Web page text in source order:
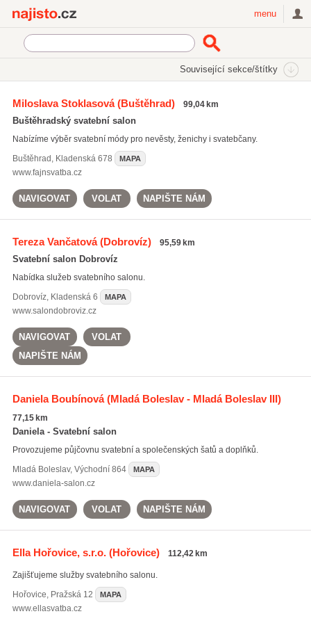
menu
Související sekce/štítky
svatební květiny (530)
svatební fotografie (938)
Miloslava Stoklasová(Buštěhrad) 99,04 km
Buštěhradský svatební salon
Nabízíme výběr svatební módy pro nevěsty, ženichy i svatebčany.
Buštěhrad , Kladenská 678 MAPA
www.fajnsvatba.cz
NAVIGOVAT VOLAT NAPIŠTE NÁM
Tereza Vančatová(Dobrovíz) 95,59 km
Svatební salon Dobrovíz
Nabídka služeb svatebního salonu.
Dobrovíz, Kladenská 6 MAPA
www.salondobroviz.cz
NAVIGOVAT
VOLAT
NAPIŠTE NÁM
Daniela Boubínová(Mladá Boleslav - Mladá Boleslav III)
77,15 km
Daniela - Svatební salon
Provozujeme půjčovnu svatební a společenských šatů a doplňků.
Mladá Boleslav, Východní 864 MAPA
www.daniela-salon.cz
NAVIGOVAT VOLAT NAPIŠTE NÁM
Ella Hořovice, s.r.o.(Hořovice) 112,42 km
Zajišťujeme služby svatebního salonu.
Hořovice, Pražská 12 MAPA
www.ellasvatba.cz